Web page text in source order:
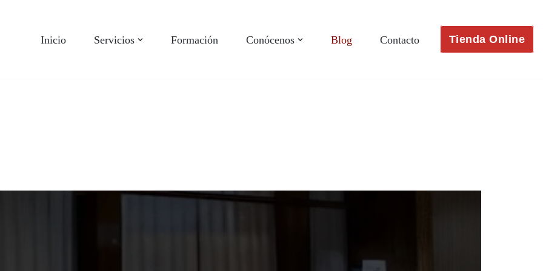
Inicio Servicios Formación Conócenos Blog Contacto Tienda Online